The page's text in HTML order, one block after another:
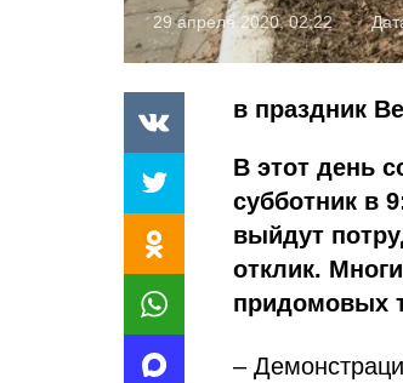
29 апреля 2020, 02:22
в праздник
В этот день
субботник в
выйдут
отклик.
придомовых
–